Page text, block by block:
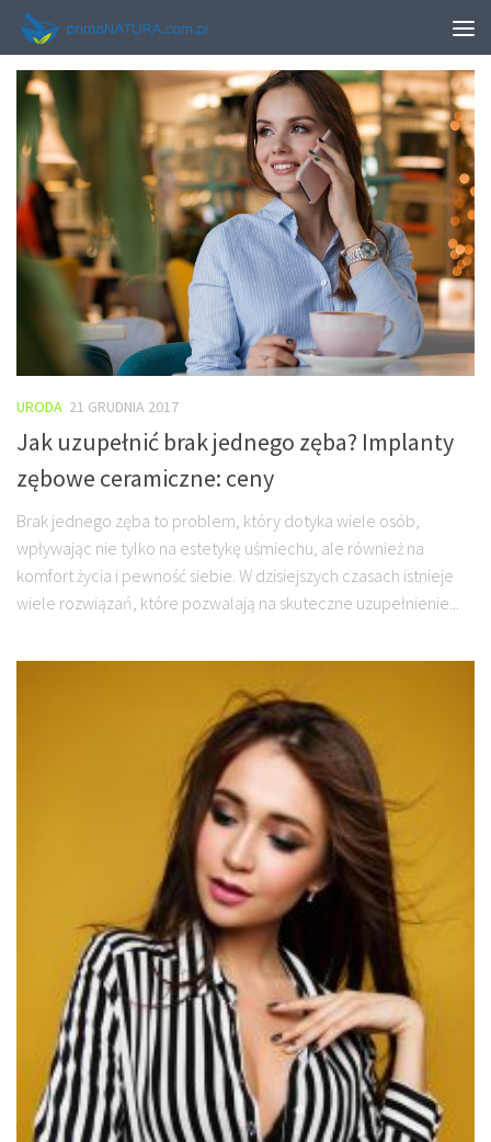
TAGGED:MANICURE HYBRYDOWY CENTRUM
URODA 21 GRUDNIA 2017
Jak uzupełnić brak jednego zęba? Implanty
zębowe ceramiczne: ceny
Brak jednego zęba to problem, który dotyka wiele osób,
wpływając nie tylko na estetykę uśmiechu, ale również na
komfort życia i pewność siebie. W dzisiejszych czasach istnieje
wiele rozwiązań, które pozwalają na skuteczne uzupełnienie...